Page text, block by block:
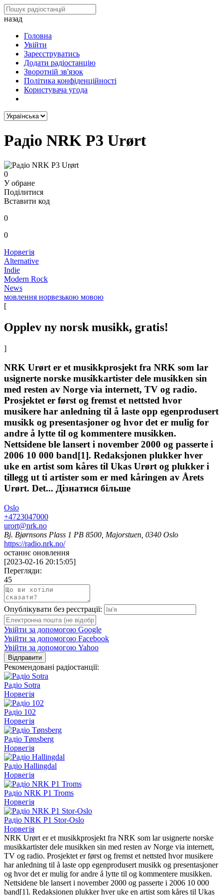
назад
Головна
Увійти
Зареєструватись
Додати радіостанцію
Зворотній зв'язок
Політика конфіденційності
Користувача угода
Радіо NRK P3 Urørt
0
У обране
Поділитися
Вставити код
0
0
Норвегія
Alternative
Indie
Modern Rock
News
мовлення норвезькою мовою
[
Opplev ny norsk musikk, gratis!
]
NRK Urørt er et musikkprosjekt fra NRK som lar
usignerte norske musikkartister dele musikken sin
med resten av Norge via internett, TV og radio.
Prosjektet er først og fremst et nettsted hvor
musikere har anledning til å laste opp egenprodusert
musikk og presentasjoner og hvor det er mulig for
andre å lytte til og kommentere musikken.
Nettsidene ble lansert i november 2000 og passerte i
2006 10 000 band[1]. Redaksjonen plukker hver
uke en artist som kåres til Ukas Urørt og plukker i
tillegg ut ti artister som er med kåringen av Årets
Urørt. Det... Дізнатися більше
Oslo
+4723047000
urort@nrk.no
Bj. Bjørnsons Plass 1 PB 8500, Majorstuen, 0340 Oslo
https://radio.nrk.no/
останнє оновлення
[2023-02-16 20:15:05]
Перегляди:
45
Опублікувати без реєстрації:
Увійти за допомогою Google
Увійти за допомогою Facebook
Увійти за допомогою Yahoo
Відправити
Рекомендовані радіостанції:
Радіо Sotra
Норвегія
Радіо 102
Норвегія
Радіо Tønsberg
Норвегія
Радіо Hallingdal
Норвегія
Радіо NRK P1 Troms
Норвегія
Радіо NRK P1 Stor-Oslo
Норвегія
NRK Urørt er et musikkprosjekt fra NRK som lar usignerte norske
musikkartister dele musikken sin med resten av Norge via internett,
TV og radio. Prosjektet er først og fremst et nettsted hvor musikere
har anledning til å laste opp egenprodusert musikk og presentasjoner
og hvor det er mulig for andre å lytte til og kommentere musikken.
Nettsidene ble lansert i november 2000 og passerte i 2006 10 000
band[1]. Redaksjonen plukker hver uke en artist som kåres til Ukas